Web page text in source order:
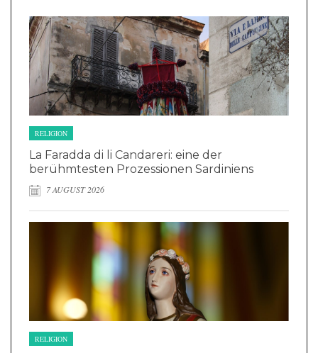
RELIGION
La Faradda di li Candareri: eine der
berühmtesten Prozessionen Sardiniens
7 AUGUST 2026
RELIGION